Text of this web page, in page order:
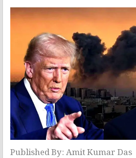
Published By: Amit Kumar Das